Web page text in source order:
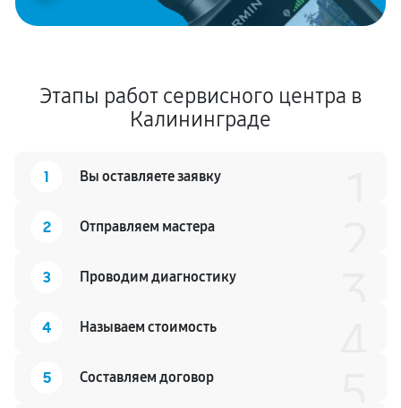
Этапы работ сервисного центра в
Калининграде
1 Вы оставляете заявку
2 Отправляем мастера
3 Проводим диагностику
4 Называем стоимость
5 Составляем договор